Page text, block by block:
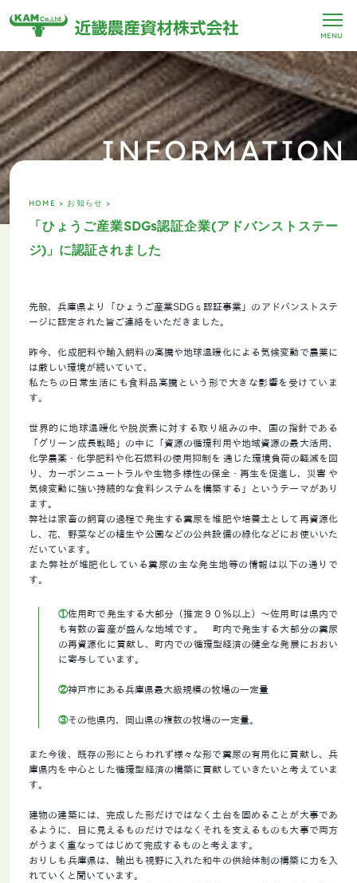
MENU
INFORMATION
HOME > お知らせ >
「ひょうご産業SDGs認証企業(アドバンストステー
ジ)」に認証されました
先般、兵庫県より「ひょうご産業SDGｓ認証事業」のアドバンストステ
ージに認定された旨ご連絡をいただきました。
昨今、化成肥料や輸入飼料の高騰や地球温暖化による気候変動で農業に
は厳しい環境が続いていて、
私たちの日常生活にも食料品高騰という形で大きな影響を受けていま
す。
世界的に地球温暖化や脱炭素に対する取り組みの中、国の指針である
「グリーン成長戦略」の中に「資源の循環利用や地域資源の最大活用、
化学農薬・化学肥料や化石燃料の使用抑制を 通じた環境負荷の軽減を図
り、カーボンニュートラルや生物多様性の保全・再生を促進し、災害 や
気候変動に強い持続的な食料システムを構築する」というテーマがあり
ます。
弊社は家畜の飼育の過程で発生する糞尿を堆肥や培養土として再資源化
し、花、野菜などの植生や公園などの公共設備の緑化などにお使いいた
だいています。
また弊社が堆肥化している糞尿の主な発生地等の情報は以下の通りで
す。
①佐用町で発生する大部分（推定９０％以上）～佐用町は県内で
も有数の畜産が盛んな地域です。
町内で発生する大部分の糞尿
の再資源化に貢献し、町内での循環型経済の健全な発展におおい
に寄与しています。
②神戸市にある兵庫県最大級規模の牧場の一定量
③その他県内、岡山県の複数の牧場の一定量。
また今後、既存の形にとらわれず様々な形で糞尿の有用化に貢献し、兵
庫県内を中心とした循環型経済の構築に貢献していきたいと考えていま
す。
建物の建築には、完成した形だけではなく土台を固めることが大事であ
るように、目に見えるものだけではなくそれを支えるものも大事で両方
がうまく重なってはじめて完成するものと考えます。
おりしも兵庫県は、輸出も視野に入れた和牛の供給体制の構築に力を入
れていくと聞いています。